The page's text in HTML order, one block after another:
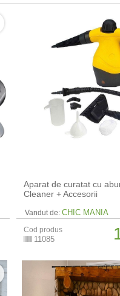
Aparat de curatat cu
Cleaner + Accesorii
Vandut de: CHIC MANIA
Cod produs
11085